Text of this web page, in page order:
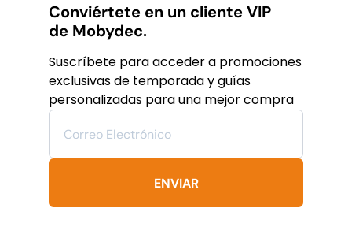
variantes.
Las
se
pueden
elegir
en
de
Conviértete en un cliente VIP
de Mobydec.
Suscríbete para acceder a promociones
exclusivas de temporada y guías
personalizadas para una mejor compra
ENVIAR